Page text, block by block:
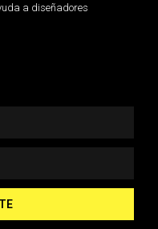
a diseñadores